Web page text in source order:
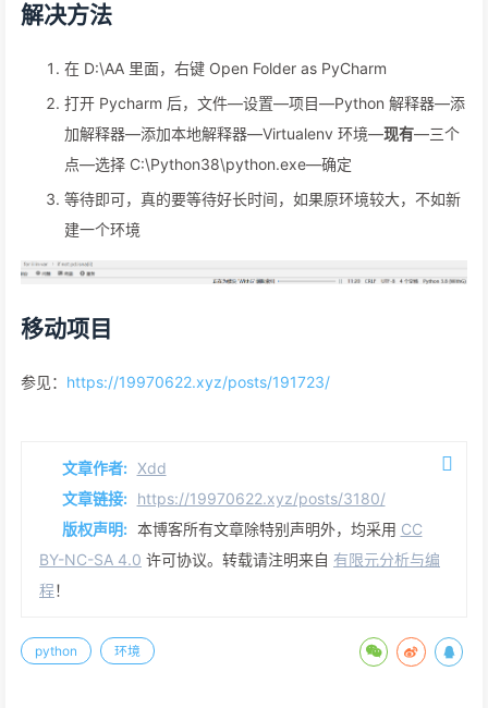
解决方法
在 D:\AA 里面，右键 Open Folder as PyCharm
打开 Pycharm 后，文件—设置—项目—Python 解释器—添
加解释器—添加本地解释器—Virtualenv 环境—现有—三个
点—选择 C:\Python38\python.exe—确定
等待即可，真的要等待好长时间，如果原环境较大，不如新
建一个环境
移动项目
参见： https://19970622.xyz/posts/191723/
文章作者: Xdd
文章链接: https://19970622.xyz/posts/3180/
版权声明: 本博客所有文章除特别声明外，均采用 CC
BY-NC-SA 4.0 许可协议。转载请注明来自 有限元分析与编
程！
python 环境